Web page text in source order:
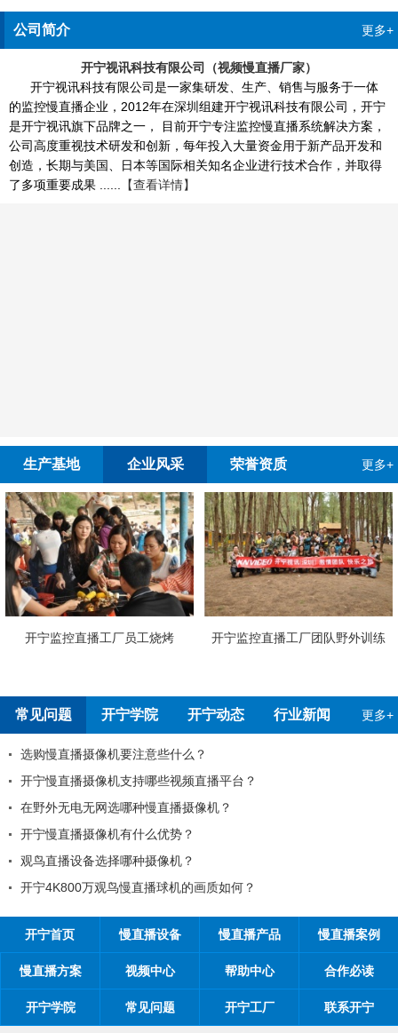
公司简介 更多+
开宁视讯科技有限公司（视频慢直播厂家）
开宁视讯科技有限公司是一家集研发、生产、销售与服务于一体
的监控慢直播企业，2012年在深圳组建开宁视讯科技有限公司，开宁
是开宁视讯旗下品牌之一， 目前开宁专注监控慢直播系统解决方案，
公司高度重视技术研发和创新，每年投入大量资金用于新产品开发和
创造，长期与美国、日本等国际相关知名企业进行技术合作，并取得
了多项重要成果 ......
【查看详情】
生产基地 企业风采 荣誉资质 更多+
烧烤
开宁监控直播工厂团队野外训练
常见问题 开宁学院 开宁动态 行业新闻 更多+
意些什么？
哪些视频直播平台？
慢直播摄像机？
么优势？
摄像机？
播球机的画质如何？
开宁首页 慢直播设备 慢直播产品 慢直播案例
慢直播方案 视频中心 帮助中心 合作必读
开宁学院 常见问题 开宁工厂 联系开宁